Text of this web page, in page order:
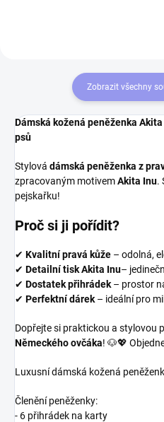
Zobrazit všechny
Dámská kožená peněženka
psů
Stylová dámská peněženka z
zpracovaným motivemAkita Inu.
pejskařku!
Proč si ji pořídit?
✔ Kvalitní pravá kůže – odolná,
✔ Detailní tisk Akita Inu–
✔ Dostatek přihrádek – prostor
✔ Perfektní dárek – ideální pro
Dopřejte si praktickou a stylovou
Německého ovčáka! 🐶💖
Luxusní dámská kožená
Členění peněženky:
- 6 přihrádek na karty